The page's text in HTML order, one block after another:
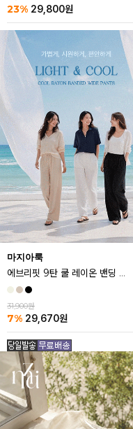
23% 29,800원
마지아룩
에브리핏 9탄 쿨 레이온 밴딩 와이드 팬츠
31,900원
7% 29,670원